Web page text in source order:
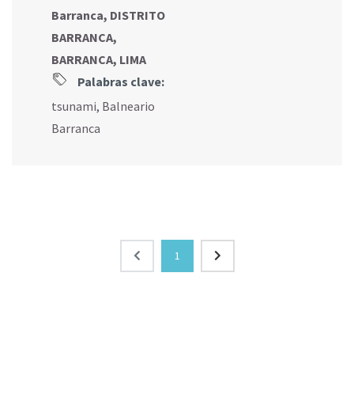
Barranca, DISTRITO
BARRANCA,
BARRANCA, LIMA
Palabras clave:
tsunami, Balneario
Barranca
1